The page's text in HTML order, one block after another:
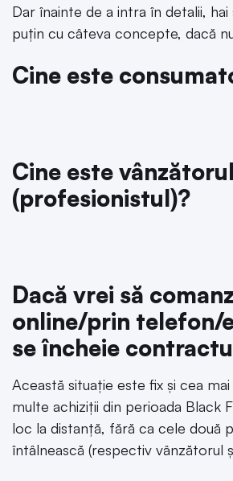
Dar înainte de a intra în detalii,
puțin cu câteva concepte, dacă
Cine este
Cine este vânzătorul
(profesionistul)?
Dacă vrei să
online/prin telefon/
se încheie
Această situație este fix și cea
multe achiziții din perioada Black
loc la distanță, fără ca cele două
întâlnească (respectiv vânzătorul